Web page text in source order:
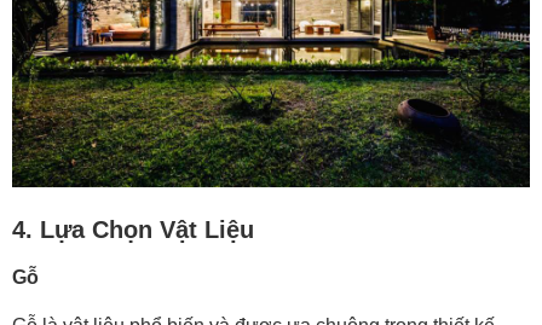
4. Lựa Chọn Vật Liệu
Gỗ